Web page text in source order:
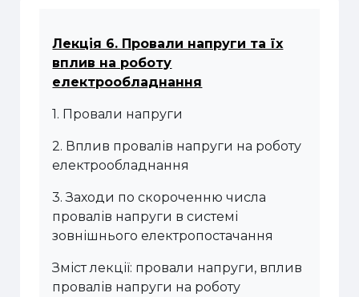
Лекція 6. Провали напруги та їх
вплив на роботу
електрообладнання
1. Провали напруги
2. Вплив провалів напруги на роботу
електрообладнання
3. Заходи по скороченню числа
провалів напруги в системі
зовнішнього електропостачання
Зміст лекції: провали напруги, вплив
провалів напруги на роботу